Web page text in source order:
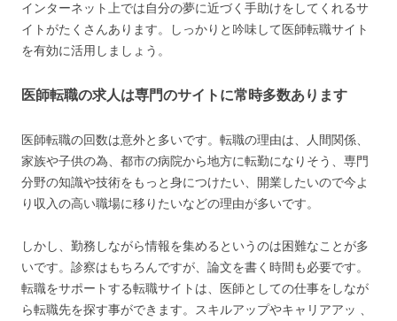
インターネット上では自分の夢に近づく手助けをしてくれるサ
イトがたくさんあります。しっかりと吟味して医師転職サイト
を有効に活用しましょう。
医師転職の求人は専門のサイトに常時多数あります
医師転職の回数は意外と多いです。転職の理由は、人間関係、
家族や子供の為、都市の病院から地方に転勤になりそう、専門
分野の知識や技術をもっと身につけたい、開業したいので今よ
り収入の高い職場に移りたいなどの理由が多いです。
しかし、勤務しながら情報を集めるというのは困難なことが多
いです。診察はもちろんですが、論文を書く時間も必要です。
転職をサポートする転職サイトは、医師としての仕事をしなが
ら転職先を探す事ができます。スキルアップやキャリアアッ 、